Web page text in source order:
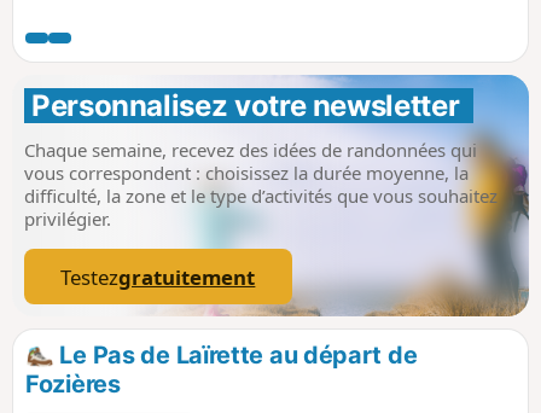
Personnalisez votre newsletter
Chaque semaine, recevez des idées de randonnées qui
vous correspondent : choisissez la durée moyenne, la
difficulté, la zone et le type d’activités que vous souhaitez
privilégier.
Testezgratuitement
Le Pas de Laïrette au départ de
Fozières